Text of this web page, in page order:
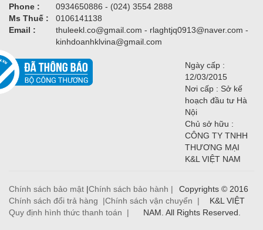
Phone :
0934650886 - (024) 3554 2888
Ms Thuế :
0106141138
Email :
thuleekl.co@gmail.com - rlaghtjq0913@naver.com -
kinhdoanhklvina@gmail.com
Ngày cấp :
12/03/2015
Nơi cấp : Sở kế
hoạch đầu tư Hà
Nội
Chủ sở hữu :
CÔNG TY TNHH
THƯƠNG MẠI
K&L VIỆT NAM
Chính sách bảo mật |Chính sách bảo hành |
Chính sách đổi trả hàng |Chính sách vận chuyển |
Quy định hình thức thanh toán |
Copyrights © 2016
K&L VIỆT
NAM. All Rights Reserved.